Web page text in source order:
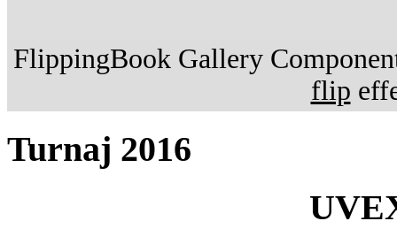
FlippingBook Gallery
flip
Turnaj 2016